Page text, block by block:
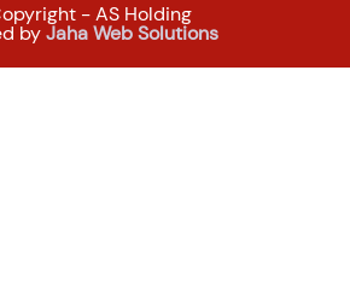
- AS Holding
byJaha Web Solutions